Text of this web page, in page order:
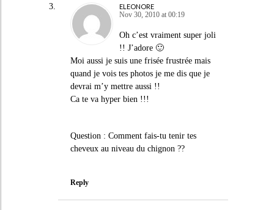
ELEONORE
Nov 30, 2010 at 00:19
Oh c’est vraiment super joli
!! J’adore 🙂
Moi aussi je suis une frisée frustrée mais
quand je vois tes photos je me dis que je
devrai m’y mettre aussi !!
Ca te va hyper bien !!!
Question : Comment fais-tu tenir tes
cheveux au niveau du chignon ??
Reply